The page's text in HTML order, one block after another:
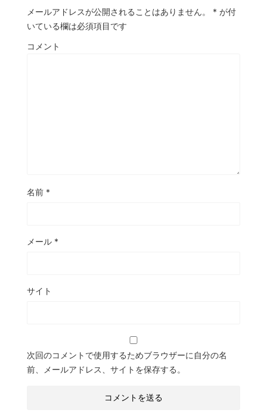
メールアドレスが公開されることはありません。 * が付
いている欄は必須項目です
コメント
名前 *
メール *
サイト
次回のコメントで使用するためブラウザーに自分の名
前、メールアドレス、サイトを保存する。